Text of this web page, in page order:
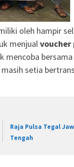
oleh hampir
menjualvoucher
mencoba
setia
Raja Pulsa Tegal
Tengah